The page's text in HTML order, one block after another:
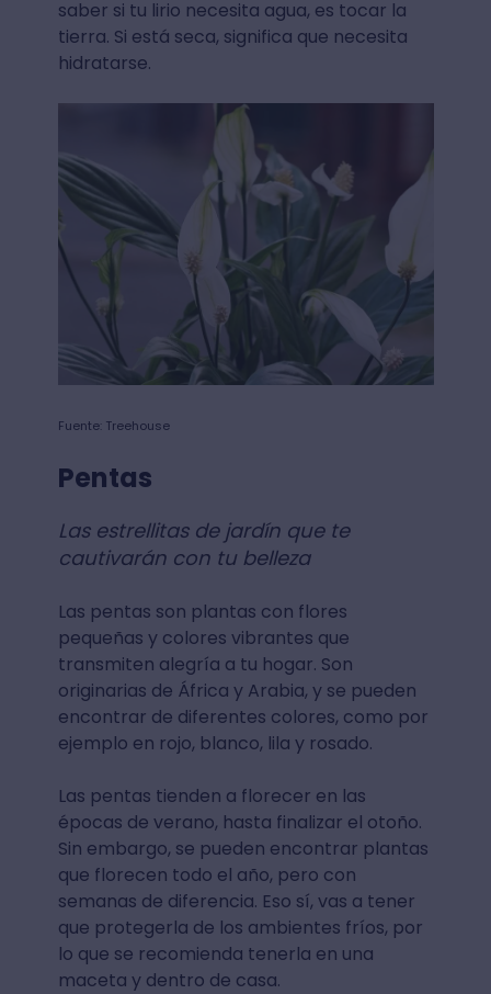
saber si tu lirio necesita agua, es tocar la
tierra. Si está seca, significa que necesita
hidratarse.
Fuente: Treehouse
Pentas
Las estrellitas de jardín que te
cautivarán con tu belleza
Las pentas son plantas con flores
pequeñas y colores vibrantes que
transmiten alegría a tu hogar. Son
originarias de África y Arabia, y se pueden
encontrar de diferentes colores, como por
ejemplo en rojo, blanco, lila y rosado.
Las pentas tienden a florecer en las
épocas de verano, hasta finalizar el otoño.
Sin embargo, se pueden encontrar plantas
que florecen todo el año, pero con
semanas de diferencia. Eso sí, vas a tener
que protegerla de los ambientes fríos, por
lo que se recomienda tenerla en una
maceta y dentro de casa.